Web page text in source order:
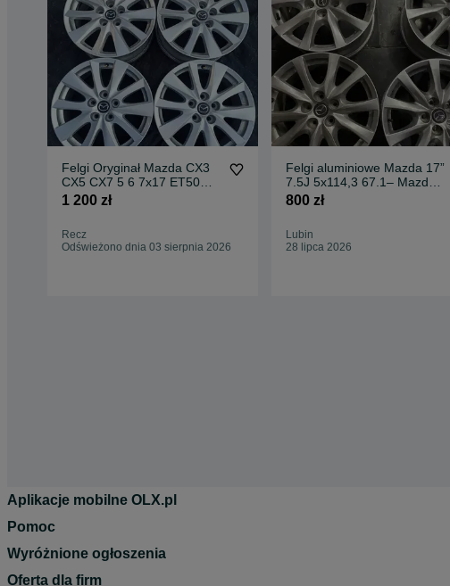
Felgi Oryginał Mazda CX3
CX5 CX7 5 6 7x17 ET50
5x114,3
1 200 zł
Recz
Odświeżono dnia 03 sierpnia 2026
Felgi aluminiowe Mazda 17”
7.5J 5x114,3 67.1– Mazda
3 / 6 / CX-3 / CX-5
800 zł
Lubin
28 lipca 2026
Aplikacje mobilne OLX.pl
Pomoc
Wyróżnione ogłoszenia
Oferta dla firm